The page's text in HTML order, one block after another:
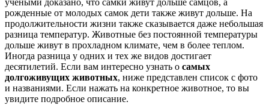
учеными доказано, что самки живут дольше самцов, а
рожденные от молодых самок дети также живут дольше. На
продолжительности жизни также сказывается даже небольшая
разница температур. Животные без постоянной температуры
дольше живут в прохладном климате, чем в более теплом.
Иногда разница у одних и тех же видов достигает
десятилетий. Если вам интересно узнать о самых
долгоживущих животных, ниже представлен список с фото
и названиями. Если нажать на конкретное животное, то вы
увидите подробное описание.